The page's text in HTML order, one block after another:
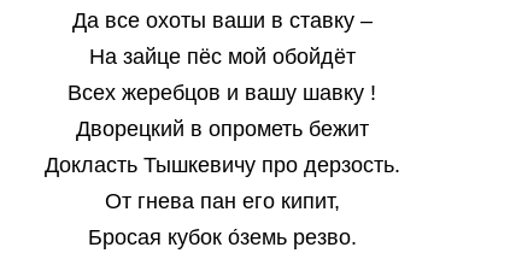
Да все охоты ваши в ставку –
На зайце пёс мой обойдёт
Всех жеребцов и вашу шавку !
Дворецкий в опрометь бежит
Докласть Тышкевичу про дерзость.
От гнева пан его кипит,
Бросая кубок о́земь резво.